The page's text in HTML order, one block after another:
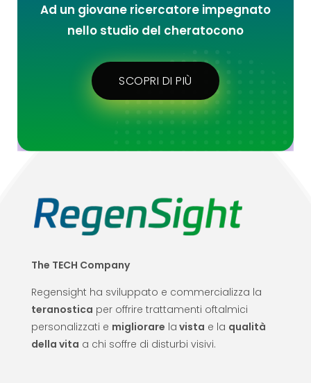
Ad un giovane ricercatore impegnato
nello studio del cheratocono
SCOPRI DI PIÙ
The TECH Company
Regensight ha sviluppato e commercializza la
teranostica per offrire trattamenti oftalmici
personalizzati e migliorare la vista e la qualità
della vita a chi soffre di disturbi visivi.